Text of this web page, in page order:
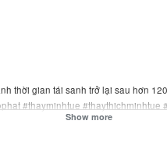
thời gian tái sanh trở lại sau hơn
#thayminhtue #thaythichminhtue
Show more